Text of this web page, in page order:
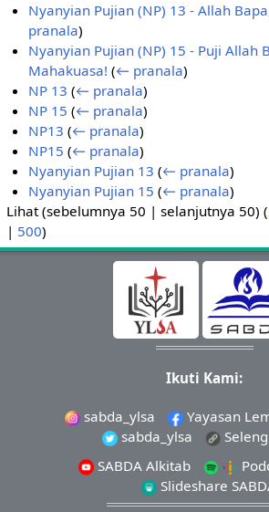
Nyanyian Pujian (NP) 13 - Allah
pranala)
Nyanyian Pujian (NP) 15 - Puji Allah
Mahakuasa! (← pranala)
NP 13 (← pranala)
NP 15 (← pranala)
NP13 (← pranala)
NP15 (← pranala)
Nyanyian Pujian 13 (← pranala)
Nyanyian Pujian 15 (← pranala)
Lihat (sebelumnya 50 | selanjutnya 50) (
| 500)
Ikuti Kami:
sabda_ylsa
Yayasan
sabda_ylsa
SABDA Alkitab
Slideshare